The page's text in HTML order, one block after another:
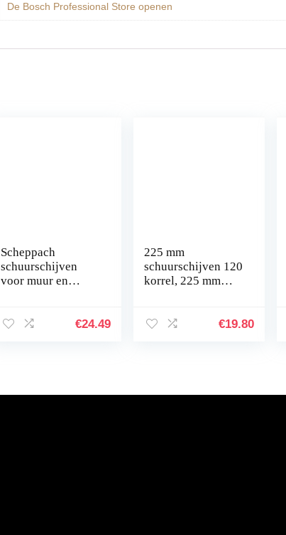
De Bosch Professional Store openen
Scheppach
schuurschijven
voor muur en
DS930/DS210, €24.49
225 mm
schuurschijven 120
korrel, 225 mm
hals
€19.80